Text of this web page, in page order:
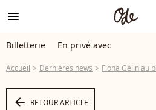
menu
Billetterie En privé avec
Accueil Dernières news Fiona Gélin au bord d'un
arrow_left RETOUR ARTICLE